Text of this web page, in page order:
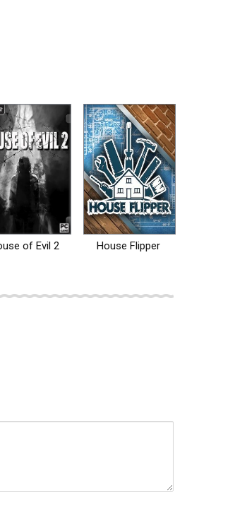
of Evil 2 House Flipper